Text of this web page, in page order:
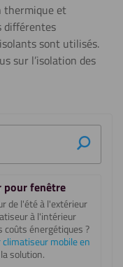
thermique et
différentes
sont utilisés.
sur l’isolation des
pour fenêtre
de l'été à l'extérieur
à l'intérieur
énergétiques ?
mobile en
solution.